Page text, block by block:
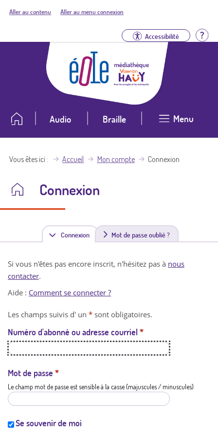
Aller au contenu Aller au menu connexion
Accessibilité
Audio Braille Menu
Vous êtes ici Accueil Mon compte Connexion
Connexion
Connexion(
n
t
a
t
i
Mot de passe oublié ?
Si vous n'êtes pas encore inscrit, n'hésitez pas à nous
contacter.
Aide : Comment se connecter ?
Les champs suivis d' un * sont obligatoires.
Numéro d'abonné ou adresse courriel *
Mot de passe *
Le champ mot de passe est sensible à la casse (majuscules / minuscules)
Se souvenir de moi